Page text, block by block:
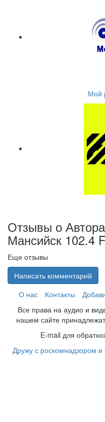
Мой
Отзывы о
Мансийск 102.4
Еще отзывы
Написать комментарий
О нас
Контакты
Все права на аудио и
нашем сайте
E-mail для
Дружу с роскомнадзором